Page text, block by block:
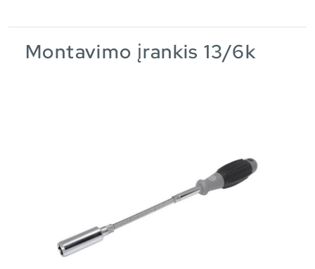
Montavimo įrankis 13/6k